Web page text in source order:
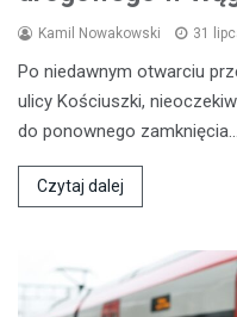
Kamil Nowakowski 31
Po niedawnym otwarciu
ulicy Kościuszki,
do ponownego zamknięcia…
Czytaj dalej